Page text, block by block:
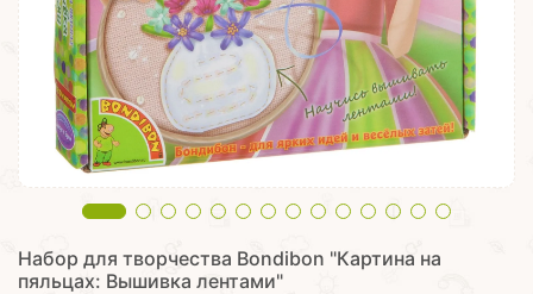
Набор для творчества Bondibon "Картина на
пяльцах: Вышивка лентами"